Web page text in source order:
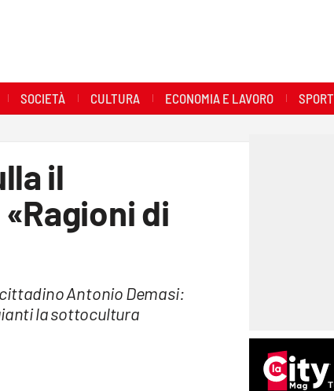
SOCIETÀ CULTURA ECONOMIA E LAVORO SPORT
il
di
Antonio Demasi:
la sottocultura